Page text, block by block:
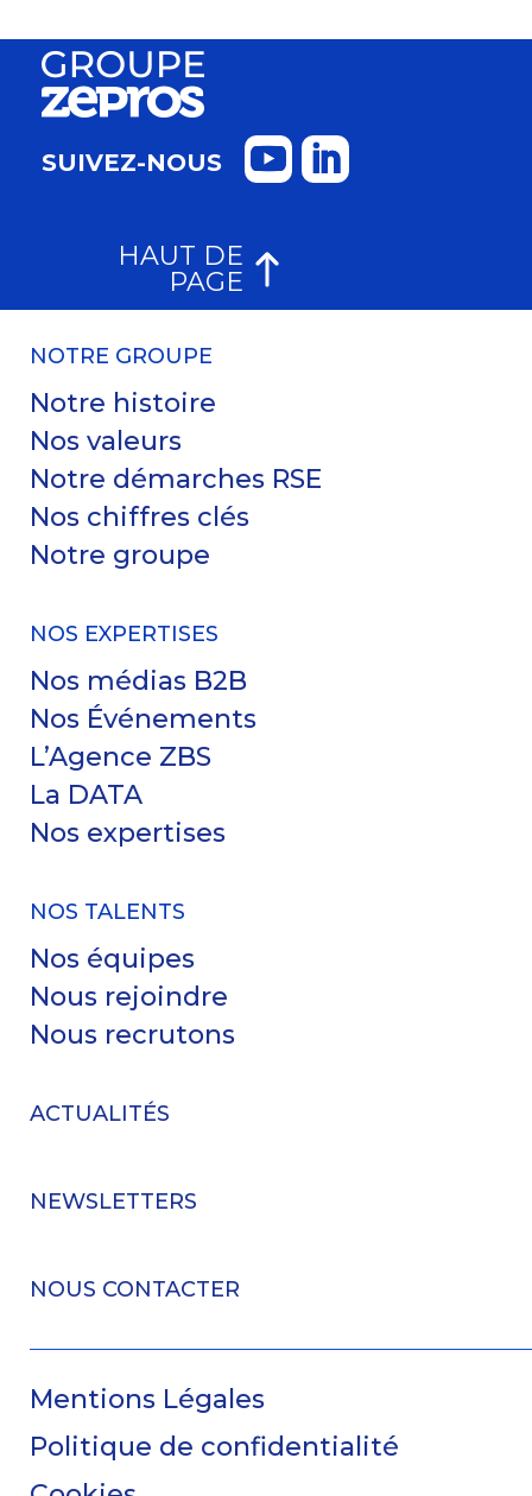
SUIVEZ-NOUS
HAUT DE
PAGE
NOTRE GROUPE
Notre histoire
Nos valeurs
Notre démarches RSE
Nos chiffres clés
Notre groupe
NOS EXPERTISES
Nos médias B2B
Nos Événements
L’Agence ZBS
La DATA
Nos expertises
NOS TALENTS
Nos équipes
Nous rejoindre
Nous recrutons
ACTUALITÉS
NEWSLETTERS
NOUS CONTACTER
Mentions Légales
Politique de confidentialité